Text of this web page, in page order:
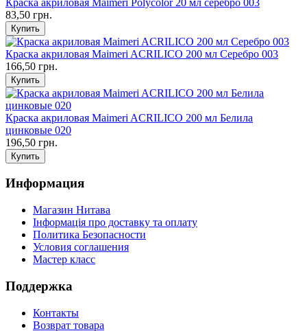
83,50 грн.
Краска акриловая Maimeri ACRILICO 200 мл Серебро 003
166,50 грн.
Краска акриловая Maimeri ACRILICO 200 мл Белила
цинковые 020
196,50 грн.
Информация
Магазин Нитава
Інформація про доставку та оплату
Политика Безопасности
Условия соглашения
Мастер класс
Поддержка
Контакты
Возврат товара